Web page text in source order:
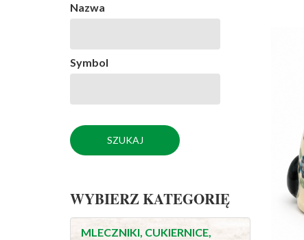
Nazwa
Symbol
WYBIERZ KATEGORIĘ
MLECZNIKI, CUKIERNICE,